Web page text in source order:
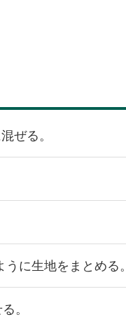
ぜる。
に生地をまとめる。
。